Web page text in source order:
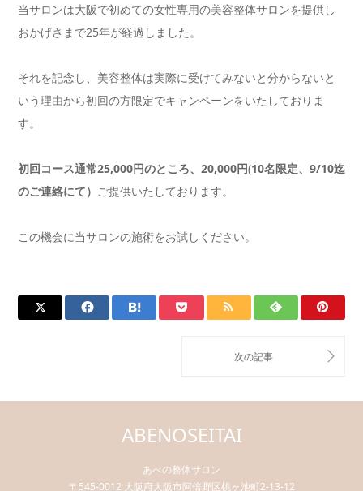
当サロンは大阪で初めての女性専用の美容整体サロンを提供し
おかげさまで25年が経過しました。
それを記念し、美容整体は実際に受けてみないと分からないと
いう理由から初回の方限定でキャンペーンをいたしておりま
す。
初回コース通常25,000円のところ、20,000円(10名限定、9/10迄
のご連絡にて） ご提供いたしております。
この機会に当サロンの施術をお試しください。
ABENOSEITAI
あべの整体サロン
〒545-0012 大阪府大阪市阿倍野区桃ヶ池町2-13-12